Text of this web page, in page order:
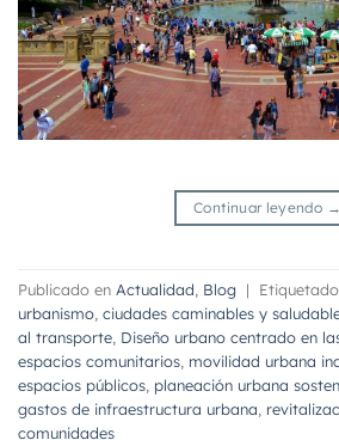
Continuar leyendo →
Publicado en Actualidad Blog | Etiquetado
urbanismo ciudades caminables y
al transporte Diseño urbano centrado en
espacios comunitarios movilidad urbana
espacios públicos planeación urbana
gastos de infraestructura urbana
comunidades